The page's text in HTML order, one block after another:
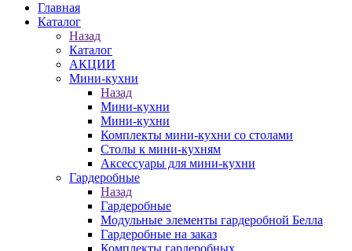
Главная
Каталог
Назад
Каталог
АКЦИИ
Мини-кухни
Назад
Мини-кухни
Мини-кухни
Комплекты мини-кухни со столами
Столы к мини-кухням
Аксессуары для мини-кухни
Гардеробные
Назад
Гардеробные
Модульные элементы гардеробной Белла
Гардеробные на заказ
Комплекты гардеробных